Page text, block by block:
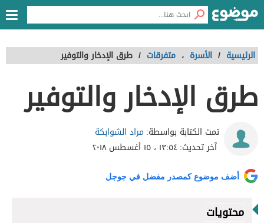
الرئيسية / الأسرة ، متفرقات / طرق الإدخار والتوفير
طرق الإدخار والتوفير
تمت الكتابة بواسطة: مراد الشوابكة
آخر تحديث:١٣:٥٤ ، ١٥ أغسطس ٢٠١٨
أضف موضوع كمصدر مفضل في جوجل
محتويات